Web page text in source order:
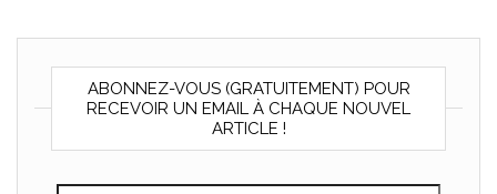
ABONNEZ-VOUS (GRATUITEMENT) POUR
RECEVOIR UN EMAIL À CHAQUE NOUVEL
ARTICLE !